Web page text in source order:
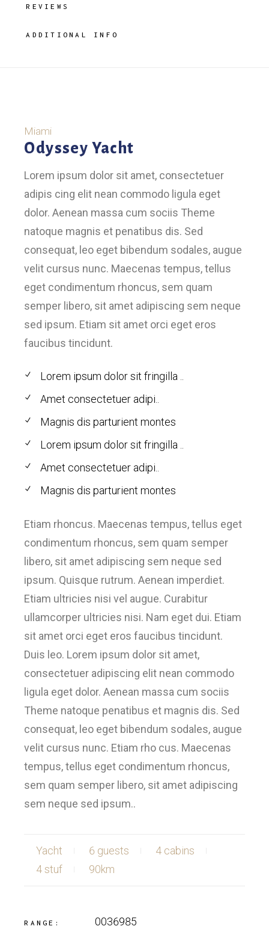
REVIEWS
ADDITIONAL INFO
Miami
Odyssey Yacht
Lorem ipsum dolor sit amet, consectetuer
adipis cing elit nean commodo ligula eget
dolor. Aenean massa cum sociis Theme
natoque magnis et penatibus dis. Sed
consequat, leo eget bibendum sodales, augue
velit cursus nunc. Maecenas tempus, tellus
eget condimentum rhoncus, sem quam
semper libero, sit amet adipiscing sem neque
sed ipsum. Etiam sit amet orci eget eros
faucibus tincidunt.
Lorem ipsum dolor sit fringilla ..
Amet consectetuer adipi..
Magnis dis parturient montes
Lorem ipsum dolor sit fringilla ..
Amet consectetuer adipi..
Magnis dis parturient montes
Etiam rhoncus. Maecenas tempus, tellus eget
condimentum rhoncus, sem quam semper
libero, sit amet adipiscing sem neque sed
ipsum. Quisque rutrum. Aenean imperdiet.
Etiam ultricies nisi vel augue. Curabitur
ullamcorper ultricies nisi. Nam eget dui. Etiam
sit amet orci eget eros faucibus tincidunt.
Duis leo. Lorem ipsum dolor sit amet,
consectetuer adipiscing elit nean commodo
ligula eget dolor. Aenean massa cum sociis
Theme natoque penatibus et magnis dis. Sed
consequat, leo eget bibendum sodales, augue
velit cursus nunc. Etiam rho cus. Maecenas
tempus, tellus eget condimentum rhoncus,
sem quam semper libero, sit amet adipiscing
sem neque sed ipsum..
Yacht 6 guests
4 cabins
4 stuf
90km
RANGE: 0036985